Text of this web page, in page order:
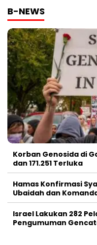
B-NEWS
Korban Genosida di
dan 171.251 Terluka
Hamas Konfirmasi
Ubaidah dan
Israel Lakukan 282
Pengumuman